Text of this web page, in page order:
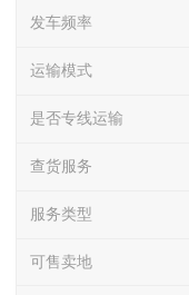
发车频率
运输模式
是否专线运输
查货服务
服务类型
可售卖地